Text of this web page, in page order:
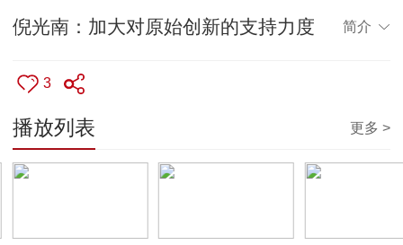
倪光南：加大对原始创新的支持力度 简介
3
播放列表 更多 >